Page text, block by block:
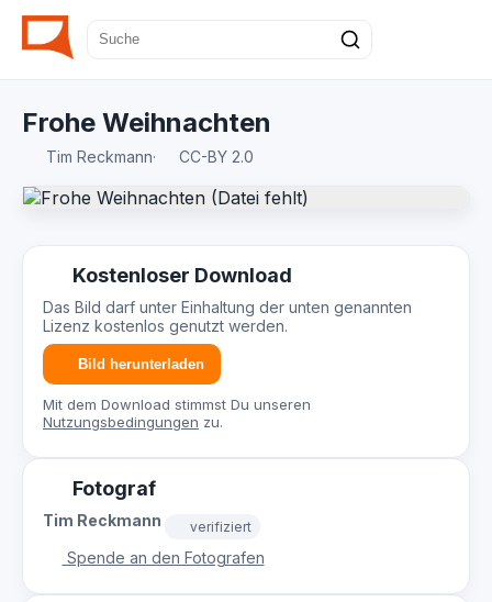
Frohe Weihnachten
Tim Reckmann· CC-BY 2.0
Kostenloser Download
Das Bild darf unter Einhaltung der unten genannten
Lizenz kostenlos genutzt werden.
Bild herunterladen
Mit dem Download stimmst Du unseren
Nutzungsbedingungen zu.
Fotograf
Tim Reckmann verifiziert
Spende an den Fotografen